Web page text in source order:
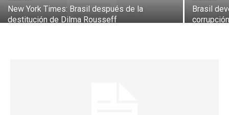
New York Times: Brasil después de la
destitución de Dilma Rousseff
Brasil